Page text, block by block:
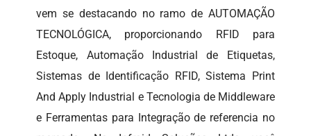
vem se destacando no ramo de AUTOMAÇÃO
TECNOLÓGICA, proporcionando RFID para
Estoque, Automação Industrial de Etiquetas,
Sistemas de Identificação RFID, Sistema Print
And Apply Industrial e Tecnologia de Middleware
e Ferramentas para Integração de referencia no